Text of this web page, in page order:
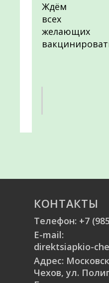
Ждём
всех
желающих
КОНТАКТЫ
Телефон: +7
E-mail:
direktsiapkio-
Адрес:
Чехов, ул.